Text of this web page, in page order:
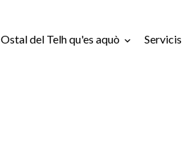
Ostal del Telh qu'es aquò Servicis